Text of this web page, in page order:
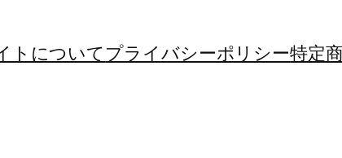
トについてプライバシーポリシー特定